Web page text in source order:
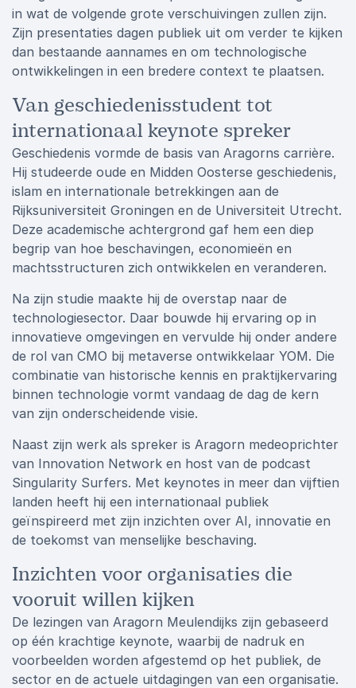
in wat de volgende grote verschuivingen zullen zijn.
Zijn presentaties dagen publiek uit om verder te kijken
dan bestaande aannames en om technologische
ontwikkelingen in een bredere context te plaatsen.
Van geschiedenisstudent tot
internationaal keynote spreker
Geschiedenis vormde de basis van Aragorns carrière.
Hij studeerde oude en Midden Oosterse geschiedenis,
islam en internationale betrekkingen aan de
Rijksuniversiteit Groningen en de Universiteit Utrecht.
Deze academische achtergrond gaf hem een diep
begrip van hoe beschavingen, economieën en
machtsstructuren zich ontwikkelen en veranderen.
Na zijn studie maakte hij de overstap naar de
technologiesector. Daar bouwde hij ervaring op in
innovatieve omgevingen en vervulde hij onder andere
de rol van CMO bij metaverse ontwikkelaar YOM. Die
combinatie van historische kennis en praktijkervaring
binnen technologie vormt vandaag de dag de kern
van zijn onderscheidende visie.
Naast zijn werk als spreker is Aragorn medeoprichter
van Innovation Network en host van de podcast
Singularity Surfers. Met keynotes in meer dan vijftien
landen heeft hij een internationaal publiek
geïnspireerd met zijn inzichten over AI, innovatie en
de toekomst van menselijke beschaving.
Inzichten voor organisaties die
vooruit willen kijken
De lezingen van Aragorn Meulendijks zijn gebaseerd
op één krachtige keynote, waarbij de nadruk en
voorbeelden worden afgestemd op het publiek, de
sector en de actuele uitdagingen van een organisatie.